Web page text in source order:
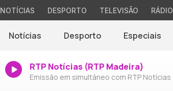
NOTÍCIAS DESPORTO TELEVISÃO RÁDIO
Notícias Desporto Especiais
RTP Notícias (RTP Madeira)
Emissão em simultâneo com RTP Notícias